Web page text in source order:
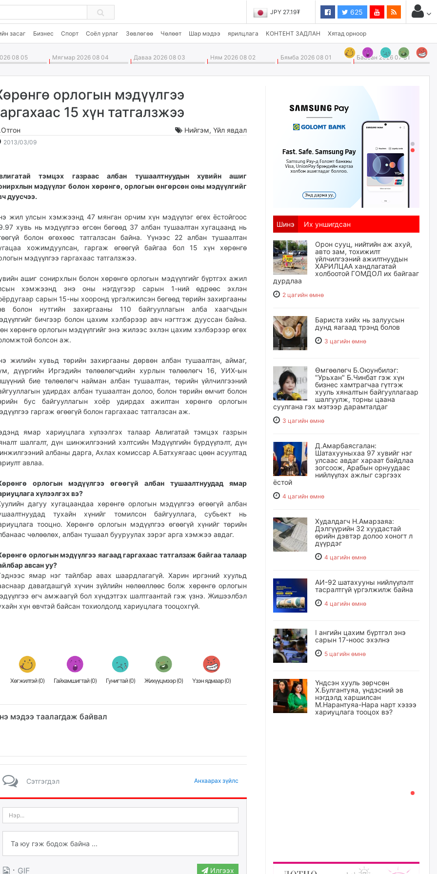
JPY 27.19₮ 625
засаг Бизнес Спорт Соёл урлаг Зөвлөгөө Чөлөөт Шар мэдээ ярилцлага КОНТЕНТ ЗАДЛАН Хятад орноор
08 05 Мягмар 2026 08 04 Даваа 2026 08 03 Ням 2026 08 02 Бямба 2026 08 01 Баасан 2026 07 31
орлогын мэдүүлгээ
15 хүн татгалзжээ
Нийгэм,Үйл явдал
2013/03/092013-
01:35:10
2026-
16:49:09
тэмцэх газраас албан тушаалтнуудын хувийн ашиг
мэдүүлэг болон хөрөнгө, орлогын өнгөрсөн оны мэдүүлгийг
дуусчээ.
жил улсын хэмжээнд 47 мянган орчим хүн мэдүүлэг өгөх ёстойгоос
хувь нь мэдүүлгээ өгсөн бөгөөд 37 албан тушаалтан хугацаанд нь
болон өгөхөөс татгалзсан байна. Үүнээс 22 албан тушаалтан
хожимдуулсан, гаргаж өгөөгүй байгаа бол 15 хүн хөрөнгө
мэдүүлгээ гаргахаас татгалзжээ.
ашиг сонирхлын болон хөрөнгө орлогын мэдүүлгийг бүртгэх ажил
хэмжээнд энэ оны нэгдүгээр сарын 1-ний өдрөөс эхлэн
сарын 15-ны хооронд үргэлжилсэн бөгөөд төрийн захиргааны
болон нутгийн захиргааны 110 байгууллагын алба хаагчдын
бичгээр болон цахим хэлбэрээр авч нэгтгэж дууссан байна.
хөрөнгө орлогын мэдүүлгийг энэ жилээс эхлэн цахим хэлбэрээр өгөх
болсон аж.
жилийн хувьд төрийн захиргааны дөрвөн албан тушаалтан, аймаг,
дүүргийн Иргэдийн төлөөлөгчдийн хурлын төлөөлөгч 16, УИХ-ын
бие төлөөлөгч найман албан тушаалтан, төрийн үйлчилгээний
удирдах албан тушаалтан долоо, болон төрийн өмчит болон
бус байгууллагын хоёр удирдах ажилтан хөрөнгө орлогын
гаргаж өгөөгүй болон гаргахаас татгалзсан аж.
ямар хариуцлага хүлээлгэх талаар Авлигатай тэмцэх газрын
шалгалт, дүн шинжилгээний хэлтсийн Мэдүүлгийн бүрдүүлэлт, дүн
албаны дарга, Ахлах комиссар А.Батхуягаас цөөн асуултад
авлаа.
орлогын мэдүүлгээ өгөөгүй албан тушаалтнуудад ямар
хүлээлгэх вэ?
дагуу хугацаандаа хөрөнгө орлогын мэдүүлгээ өгөөгүй албан
тухайн хүнийг томилсон байгууллага, субьект нь
тооцно. Хөрөнгө орлогын мэдүүлгээ өгөөгүй хүнийг төрийн
чөлөөлөх, албан тушаал бууруулах зэрэг арга хэмжээ авдаг.
орлогын мэдүүлгээ яагаад гаргахаас татгалзаж байгаа талаар
авсан уу?
ямар нэг тайлбар авах шаардлагагүй. Харин иргэний хуульд
давагдашгүй хүчин зүйлийн нөлөөллөөс болж хөрөнгө орлогын
өгч амжаагүй бол хүндэтгэх шалтгаантай гэж үзнэ. Жишээлбэл
хүн өвчтэй байсан тохиолдолд хариуцлага тооцохгүй.
Хөгжилтэй (0) Гайхамшигтай (0) Гунигтай (0) Жихүүцмээр (0) Үзэн ядмаар (0)
мэдээ таалагдаж байвал
Сэтгэгдэл Анхаарах зүйлс
· GIF Илгээх
Шинэ Их уншигдсан
Орон сууц, нийтийн аж ахуй,
авто зам, тохижилт
үйлчилгээний ажилтнуудын
ХАРИЛЦАА хандлагатай
холбоотой ГОМДОЛ их байгааг
дурдлаа
2 цагийн өмнө
Бариста хийх нь залуусын
дунд яагаад трэнд болов
3 цагийн өмнө
Өмгөөлөгч Б.Оюунбилэг:
"Урьхан" Б.Чинбат гэж хүн
бизнес хамтрагчаа гүтгэж
хууль хяналтын байгууллагаар
шалгуулж, торны цаана
суулгана гэх мэтээр дарамталдаг
3 цагийн өмнө
Д.Амарбаясгалан:
Шатахууныхаа 97 хувийг нэг
улсаас авдаг хараат байдлаа
зогсоож, Арабын орнуудаас
нийлүүлэх ажлыг сэргээх
ёстой
4 цагийн өмнө
Худалдагч Н.Амарзаяа:
Дэлгүүрийн 32 хуудастай
өрийн дэвтэр долоо хоногт л
дүүрдэг
4 цагийн өмнө
АИ-92 шатахууны нийлүүлэлт
тасралтгүй үргэлжилж байна
4 цагийн өмнө
I ангийн цахим бүртгэл энэ
сарын 17-ноос эхэлнэ
5 цагийн өмнө
Үндсэн хууль зөрчсөн
Х.Булгантуяа, үндэсний эв
нэгдэлд харшилсан
М.Нарантуяа-Нара нарт хэзээ
хариуцлага тооцох вэ?